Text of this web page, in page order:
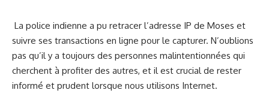
⁢ La police‍ indienne a pu retracer l’adresse IP de Moses et
suivre ses transactions ⁢en ligne pour le capturer. N’oublions
pas qu’il y a⁣ toujours des personnes‌ malintentionnées qui
cherchent à⁢ profiter des ⁢autres, et il est ⁤crucial‍ de⁢ rester
informé et prudent lorsque nous​ utilisons Internet.